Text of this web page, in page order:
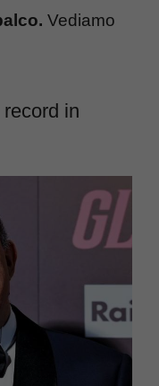
Vediamo
in